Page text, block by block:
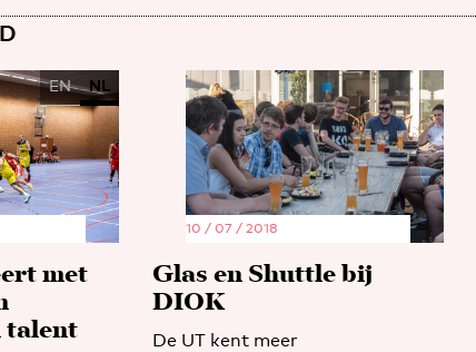
EN NL
met
10 / 07 / 2018
Glas en Shuttle bij
DIOK
De UT kent meer